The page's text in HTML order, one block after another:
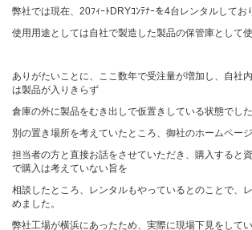
ご注文の流れ
カタログダウンロード
弊社では現在、20ﾌｨｰﾄDRYｺﾝﾃﾅｰを4台レンタルしてお
使用用途としては自社で製造した製品の保管庫として使
ありがたいことに、ここ数年で受注量が増加し、自社
は製品が入りきらず
倉庫の外に製品をむき出しで仮置きしている状態でした
別の置き場所を考えていたところ、御社のホームペー
担当者の方と直接お話をさせていただき、購入すると
で購入は考えていない旨を
相談したところ、レンタルもやっているとのことで、
めました。
弊社工場が横浜にあったため、実際に現場下見をして